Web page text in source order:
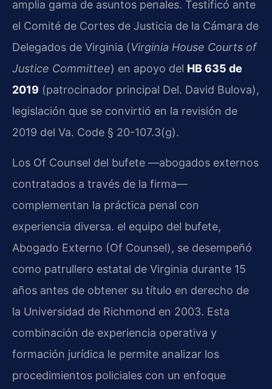
amplia gama de asuntos penales. Testificó ante
el Comité de Cortes de Justicia de la Cámara de
Delegados de Virginia (Virginia House Courts of
Justice Committee) en apoyo del HB 635 de
2019 (patrocinador principal Del. David Bulova),
legislación que se convirtió en la revisión de
2019 del Va. Code § 20-107.3(g).
Los Of Counsel del bufete —abogados externos
contratados a través de la firma—
complementan la práctica penal con
experiencia diversa. el equipo del bufete,
Abogado Externo (Of Counsel), se desempeñó
como patrullero estatal de Virginia durante 15
años antes de obtener su título en derecho de
la Universidad de Richmond en 2003. Esta
combinación de experiencia operativa y
formación jurídica le permite analizar los
procedimientos policiales con un enfoque